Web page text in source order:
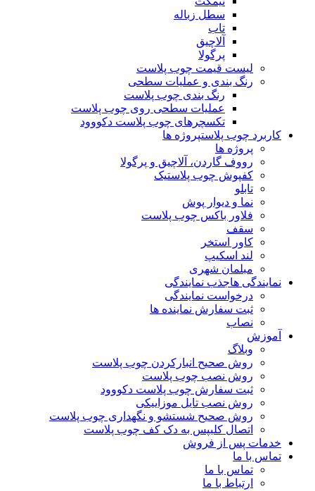
سطل زباله
تاب
آلاچیق
پرگولا
لیست قیمت چوب پلاست
رنگ بندی و عملیات سطحی
رنگ بندی چوب پلاست
عملیات سطحی روی چوب پلاست
تکسچرهای چوب پلاست دکووود
کاربرد چوب پلاستپروژه ها
پروژه ها
رووف گاردن، آلاچیق و پرگولا
کفپوش چوب پلاستیک
تابلو
نما و دیوار پوش
فلاور باکس چوب پلاست
سقف
کاور استخر
لند اسکیپ
مبلمان شهری
نمایندگی هاجذب نمایندگی
درخواست نمایندگی
ثبت سفارش نماینده ها
نصاب
آموزش
وبلاگ
روش صحیح انبارکردن چوب پلاست
روش نصب چوب پلاست
ثبت سفارش چوب پلاست دکووود
روش نصب تایل موزاییکی
روش صحیح شستشو و نگهداری چوب پلاست
اتصال کلیپس به دک کف چوب پلاست
خدمات پس از فروش
تماس با ما
تماس با ما
ارتباط با ما